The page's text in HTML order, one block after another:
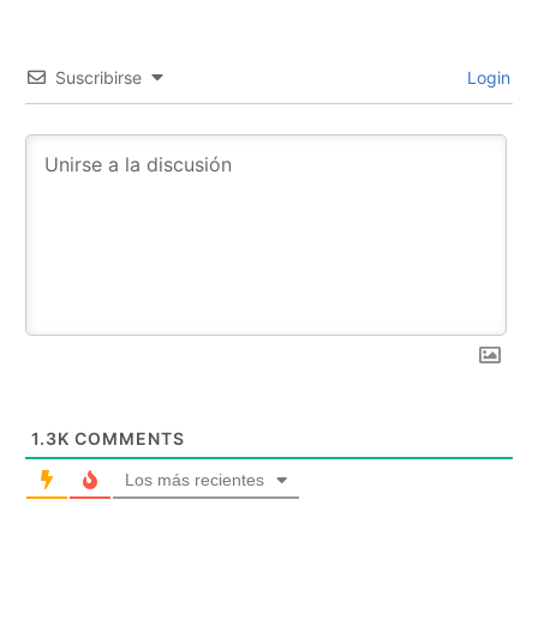
Suscribirse Login
1.3K COMMENTS
Los más recientes